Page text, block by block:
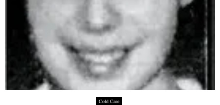
Cold Case